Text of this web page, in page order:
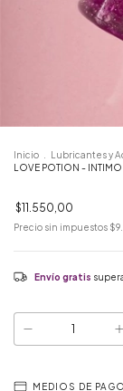
Inicio Lubricantes y
LOVE POTION -
$11.550,00
Precio sin impuestos
Envío gratis
MEDIOS DE PAGO